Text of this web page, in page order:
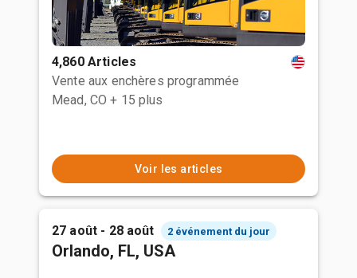
4,860 Articles
Vente aux enchères programmée
Mead, CO + 15 plus
Voir les articles
27 août - 28 août 2 événement du jour
Orlando, FL, USA